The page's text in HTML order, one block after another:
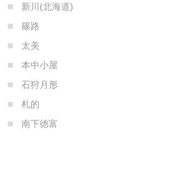
新川(北海道)
篠路
太美
本中小屋
石狩月形
札的
南下徳富